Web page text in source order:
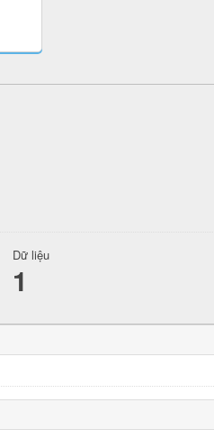
Dữ liệu
1